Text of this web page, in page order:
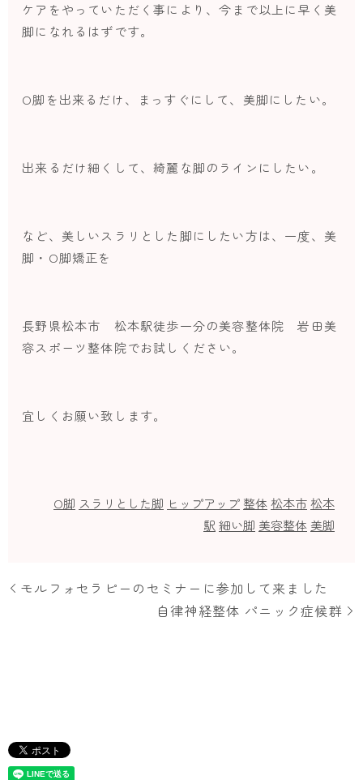
ケアをやっていただく事により、今まで以上に早く美
脚になれるはずです。
O脚を出来るだけ、まっすぐにして、美脚にしたい。
出来るだけ細くして、綺麗な脚のラインにしたい。
など、美しいスラリとした脚にしたい方は、一度、美
脚・O脚矯正を
長野県松本市 松本駅徒歩一分の美容整体院 岩田美
容スポーツ整体院でお試しください。
宜しくお願い致します。
O脚 スラリとした脚 ヒップアップ 整体松本市松本
駅細い脚 美容整体 美脚
モルフォセラピーのセミナーに参加して来ました
自律神経整体 パニック症候群